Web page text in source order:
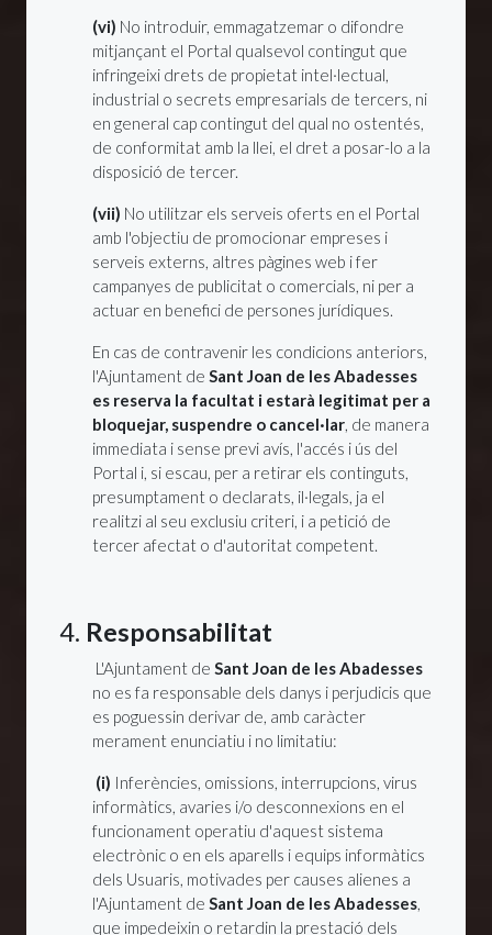
(vi) No introduir, emmagatzemar o difondre
mitjançant el Portal qualsevol contingut que
infringeixi drets de propietat intel·lectual,
industrial o secrets empresarials de tercers, ni
en general cap contingut del qual no ostentés,
de conformitat amb la llei, el dret a posar-lo a la
disposició de tercer.
(vii) No utilitzar els serveis oferts en el Portal
amb l'objectiu de promocionar empreses i
serveis externs, altres pàgines web i fer
campanyes de publicitat o comercials, ni per a
actuar en benefici de persones jurídiques.
En cas de contravenir les condicions anteriors,
l'Ajuntament de Sant Joan de les Abadesses
es reserva la facultat i estarà legitimat per a
bloquejar, suspendre o cancel·lar, de manera
immediata i sense previ avís, l'accés i ús del
Portal i, si escau, per a retirar els continguts,
presumptament o declarats, il·legals, ja el
realitzi al seu exclusiu criteri, i a petició de
tercer afectat o d'autoritat competent.
4. Responsabilitat
L'Ajuntament de Sant Joan de les Abadesses
no es fa responsable dels danys i perjudicis que
es poguessin derivar de, amb caràcter
merament enunciatiu i no limitatiu:
(i) Inferències, omissions, interrupcions, virus
informàtics, avaries i/o desconnexions en el
funcionament operatiu d'aquest sistema
electrònic o en els aparells i equips informàtics
dels Usuaris, motivades per causes alienes a
l'Ajuntament de Sant Joan de les Abadesses,
que impedeixin o retardin la prestació dels